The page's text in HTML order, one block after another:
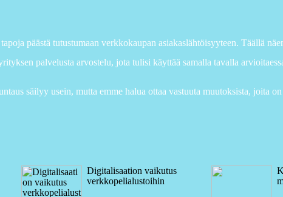
päästä tutustumaan verkkokaupan asiakaslähtöisyyteen. Täällä
palvelusta arvostelu, jota tulisi käyttää samalla tavalla
säilyy usein, mutta emme halua ottaa vastuuta muutoksista, joita
Digitalisaation vaikutus
verkkopelialustoihin